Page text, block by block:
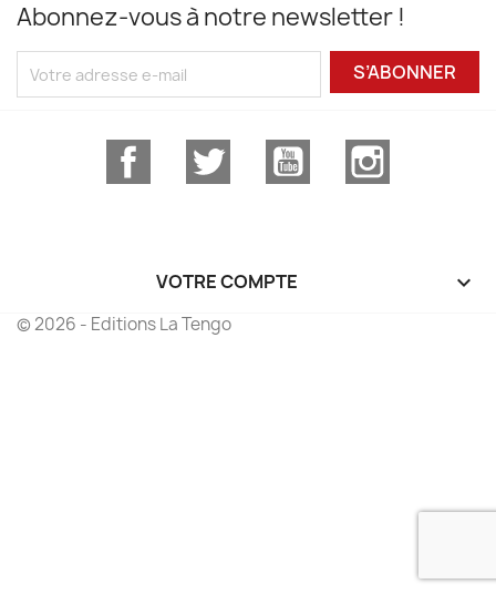
Abonnez-vous à notre newsletter !
S’ABONNER
Facebook Twitter YouTube
VOTRE COMPTE 
© 2026 - Editions La Tengo